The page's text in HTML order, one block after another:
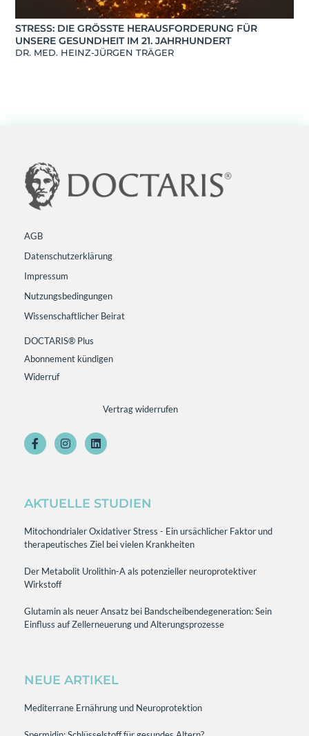
STRESS: DIE GRÖSSTE HERAUSFORDERUNG FÜR U
NSERE GESUNDHEIT IM 21. JAHRHUNDERT
DR. MED. HEINZ-JÜRGEN TRÄGER
AGB
Datenschutzerklärung
Impressum
Nutzungsbedingungen
Wissenschaftlicher Beirat
DOCTARIS® Plus
Abonnement kündigen
Widerruf
Vertrag widerrufen
AKTUELLE STUDIEN
Mitochondrialer Oxidativer Stress - Ein ursächlicher Faktor und
therapeutisches Ziel bei vielen Krankheiten
Der Metabolit Urolithin-A als potenzieller neuroprotektiver
Wirkstoff
Glutamin als neuer Ansatz bei Bandscheibendegeneration: Sein
Einfluss auf Zellerneuerung und Alterungsprozesse
NEUE ARTIKEL
Mediterrane Ernährung und Neuroprotektion